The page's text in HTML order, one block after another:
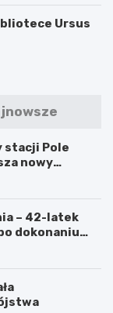
Ursus
stacji Pole
nowy
– 42-latek
dokonaniu